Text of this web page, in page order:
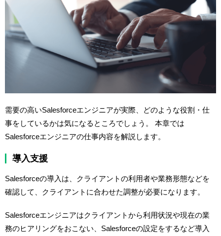
需要の高いSalesforceエンジニアが実際、どのような役割・仕
事をしているかは気になるところでしょう。 本章では
Salesforceエンジニアの仕事内容を解説します。
導入支援
Salesforceの導入は、クライアントの利用者や業務形態などを
確認して、クライアントに合わせた調整が必要になります。
Salesforceエンジニアはクライアントから利用状況や現在の業
務のヒアリングをおこない、Salesforceの設定をするなど導入